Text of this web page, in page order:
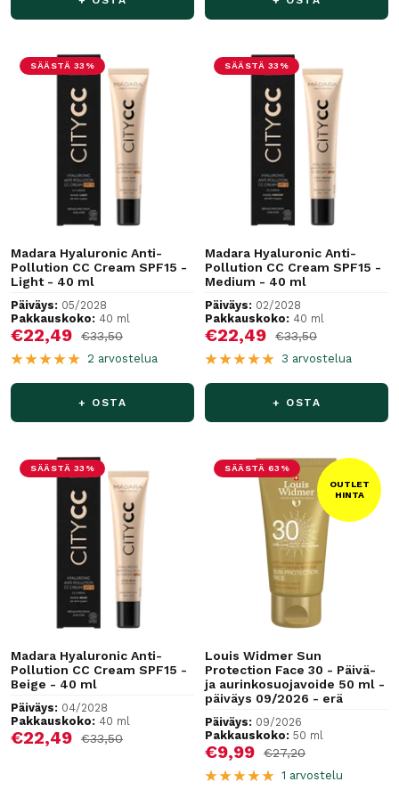
SÄÄSTÄ 33%
Madara Hyaluronic Anti-
Pollution CC Cream SPF15 -
Light - 40 ml
Päiväys: 05/2028
Pakkauskoko: 40 ml
Alennushinta
€22,49 Normaalihinta
€33,50
2 arvostelua
+ OSTA
SÄÄSTÄ 33%
Madara Hyaluronic Anti-
Pollution CC Cream SPF15 -
Medium - 40 ml
Päiväys: 02/2028
Pakkauskoko: 40 ml
Alennushinta
€22,49 Normaalihinta
€33,50
3 arvostelua
+ OSTA
SÄÄSTÄ 33%
Madara Hyaluronic Anti-
Pollution CC Cream SPF15 -
Beige - 40 ml
Päiväys: 04/2028
Pakkauskoko: 40 ml
Alennushinta
€22,49 Normaalihinta
€33,50
OUTLET
HINTA
SÄÄSTÄ 63%
Louis Widmer Sun
Protection Face 30 - Päivä-
ja aurinkosuojavoide 50 ml -
päiväys 09/2026 - erä
Päiväys: 09/2026
Pakkauskoko: 50 ml
Alennushinta
€9,99 Normaalihinta
€27,20
1 arvostelu